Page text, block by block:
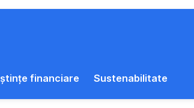
financiare Sustenabilitate